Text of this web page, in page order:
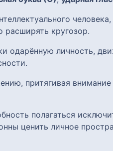
расширять кругозор.
одарённую личность,
притягивая
полагаться
ценить личное